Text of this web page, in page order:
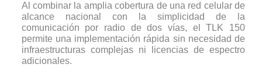
Al combinar la amplia cobertura de una red celular de
alcance nacional con la simplicidad de la
comunicación por radio de dos vías, el TLK 150
permite una implementación rápida sin necesidad de
infraestructuras complejas ni licencias de espectro
adicionales.